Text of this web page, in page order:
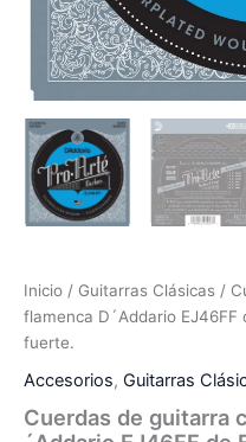
Inicio / Guitarras Clásicas /
flamenca D´Addario EJ46FF
fuerte.
Accesorios, Guitarras
Cuerdas de guitarra